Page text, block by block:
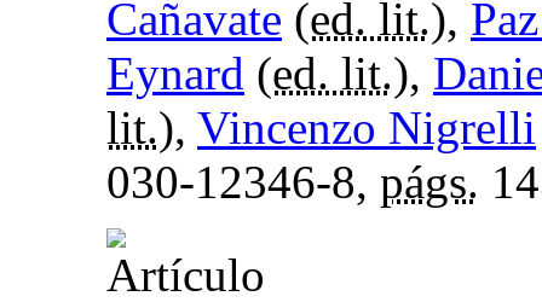
Cañavate (ed. lit.),
Eynard (ed. lit.),
lit.), Vincenzo Nigrelli
030-12346-8, págs.